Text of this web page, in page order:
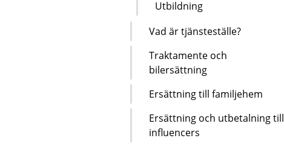
Utbildning
Vad är tjänsteställe?
Traktamente och
bilersättning
Ersättning till familjehem
Ersättning och utbetalning till
influencers